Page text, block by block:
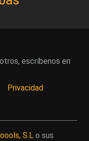
escríbenos en
Privacidad
S.L o sus